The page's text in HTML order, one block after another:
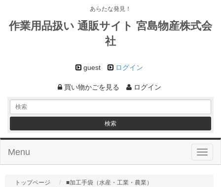
あらたな発見！
作業用品扱い 通販サイト 宮島物産株式会
社
guest ログイン
買い物かごを見る ログイン
Menu
トップページ
■加工手袋（水産・工業・農業）